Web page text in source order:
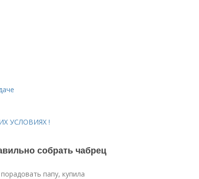
УСЛОВИЯХ !
собрать чабрец
папу, купила